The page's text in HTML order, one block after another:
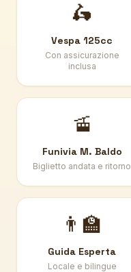
🛵
Vespa 125cc
Con assicurazione
inclusa
🚡
Funivia M. Baldo
Biglietto andata e ritorno
👨‍🏫
Guida Esperta
Locale e bilingue